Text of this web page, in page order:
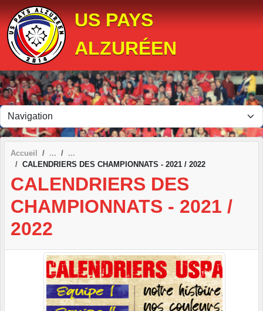
US PAYS
ALZURÉEN
Accueil
CALENDRIERS DES CHAMPIONNATS - 2021 / 2022
CALENDRIERS DES
CHAMPIONNATS - 2021 /
2022
Panneau de gestion des cookies